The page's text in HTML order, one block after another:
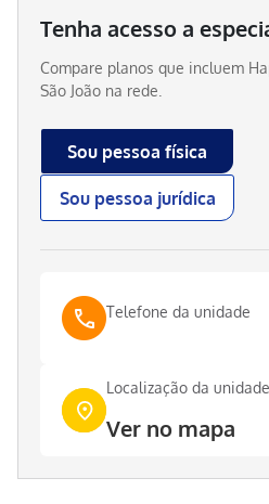
Tenha acesso a
Compare planos que incluem
São João na rede.
Sou pessoa física
Sou pessoa jurídica
Telefone da unidade
Localização da unidade
Ver no mapa